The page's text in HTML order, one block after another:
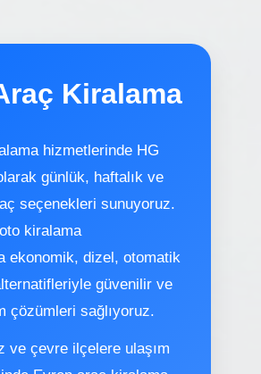
Kiralama
hizmetlerinde HG
günlük, haftalık ve
seçenekleri sunuyoruz.
kiralama
ekonomik, dizel, otomatik
güvenilir ve
çözümleri sağlıyoruz.
ve çevre ilçelere ulaşım